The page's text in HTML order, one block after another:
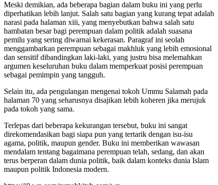
Meski demikian, ada beberapa bagian dalam buku ini yang perlu
diperhatikan lebih lanjut. Salah satu bagian yang kurang tepat adalah
narasi pada halaman xiii, yang menyebutkan bahwa salah satu
hambatan besar bagi perempuan dalam politik adalah suasana
pemilu yang sering diwarnai kekerasan. Paragraf ini seolah
menggambarkan perempuan sebagai makhluk yang lebih emosional
dan sensitif dibandingkan laki-laki, yang justru bisa melemahkan
argumen keseluruhan buku dalam memperkuat posisi perempuan
sebagai pemimpin yang tangguh.
Selain itu, ada pengulangan mengenai tokoh Ummu Salamah pada
halaman 70 yang seharusnya disajikan lebih koheren jika merujuk
pada tokoh yang sama.
Terlepas dari beberapa kekurangan tersebut, buku ini sangat
direkomendasikan bagi siapa pun yang tertarik dengan isu-isu
agama, politik, maupun gender. Buku ini memberikan wawasan
mendalam tentang bagaimana perempuan telah, sedang, dan akan
terus berperan dalam dunia politik, baik dalam konteks dunia Islam
maupun politik Indonesia modern.